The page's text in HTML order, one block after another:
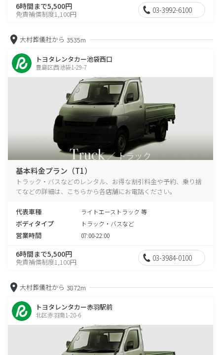
6時間まで5,500円
免責補償制度1,100円 03-3992-6100
大村葬儀社から 3535m
トヨタレンタカー池袋西口
豊島区西池袋1-29-7
基本料金プラン（T1）
トラック・バスなどのレンタル、お得な割引料金や予約、乗り捨
てなどの詳細は、こちらから各店舗にお電話ください。
代表車種 ライトエーストラック 等
ボディタイプ トラック・バスなど
営業時間 07:00-22:00
6時間まで5,500円
免責補償制度1,100円 03-3984-0100
大村葬儀社から 3872m
トヨタレンタカー赤羽駅前
北区赤羽南1-20-6